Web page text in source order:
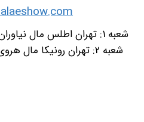
شعبه 1: تهران اطلس مال نیاوران طبقه G4 شماره 4038
شعبه 2: تهران رونیکا مال هروی طبقه اول شماره 136